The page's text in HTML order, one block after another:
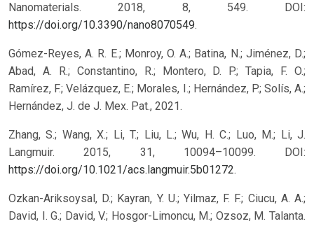
Nanomaterials. 2018, 8, 549. DOI:
https://doi.org/10.3390/nano8070549.
Gómez-Reyes, A. R. E.; Monroy, O. A.; Batina, N.; Jiménez, D.;
Abad, A. R.; Constantino, R.; Montero, D. P.; Tapia, F. O.;
Ramírez, F.; Velázquez, E.; Morales, I.; Hernández, P.; Solís, A.;
Hernández, J. de J. Mex. Pat., 2021.
Zhang, S.; Wang, X.; Li, T.; Liu, L.; Wu, H. C.; Luo, M.; Li, J.
Langmuir. 2015, 31, 10094–10099. DOI:
https://doi.org/10.1021/acs.langmuir.5b01272.
Ozkan-Ariksoysal, D.; Kayran, Y. U.; Yilmaz, F. F.; Ciucu, A. A.;
David, I. G.; David, V.; Hosgor-Limoncu, M.; Ozsoz, M. Talanta.